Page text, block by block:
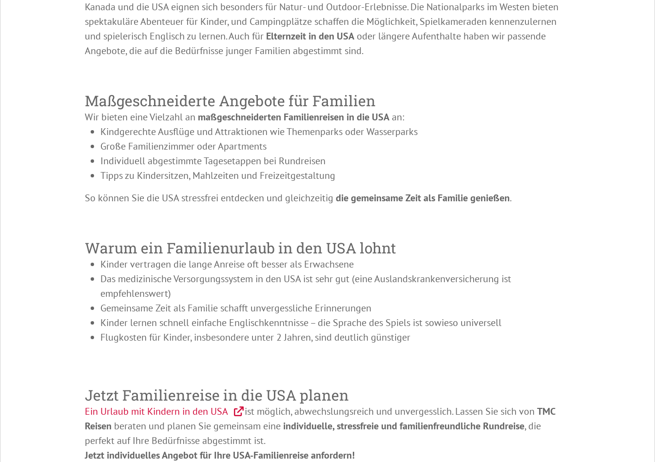
Kanada und die USA eignen sich besonders für Natur- und Outdoor-Erlebnisse. Die Nationalparks im Westen bieten
spektakuläre Abenteuer für Kinder, und Campingplätze schaffen die Möglichkeit, Spielkameraden kennenzulernen
und spielerisch Englisch zu lernen. Auch für Elternzeit in den USAoder längere Aufenthalte haben wir passende
Angebote, die auf die Bedürfnisse junger Familien abgestimmt sind.
Maßgeschneiderte Angebote für Familien
Wir bieten eine Vielzahl an maßgeschneiderten Familienreisen in die USAan:
Kindgerechte Ausflüge und Attraktionen wie Themenparks oder Wasserparks
Große Familienzimmer oder Apartments
Individuell abgestimmte Tagesetappen bei Rundreisen
Tipps zu Kindersitzen, Mahlzeiten und Freizeitgestaltung
So können Sie die USA stressfrei entdecken und gleichzeitig die gemeinsame Zeit als Familie genießen.
Warum ein Familienurlaub in den USA lohnt
Kinder vertragen die lange Anreise oft besser als Erwachsene
Das medizinische Versorgungssystem in den USA ist sehr gut (eine Auslandskrankenversicherung ist
empfehlenswert)
Gemeinsame Zeit als Familie schafft unvergessliche Erinnerungen
Kinder lernen schnell einfache Englischkenntnisse – die Sprache des Spiels ist sowieso universell
Flugkosten für Kinder, insbesondere unter 2 Jahren, sind deutlich günstiger
Jetzt Familienreise in die USA planen
Ein Urlaub mit Kindern in den USA ist möglich, abwechslungsreich und unvergesslich. Lassen Sie sich von TMC
Reisen beraten und planen Sie gemeinsam eine individuelle, stressfreie und familienfreundliche Rundreise, die
perfekt auf Ihre Bedürfnisse abgestimmt ist.
Jetzt individuelles Angebot für Ihre USA-Familienreise anfordern!